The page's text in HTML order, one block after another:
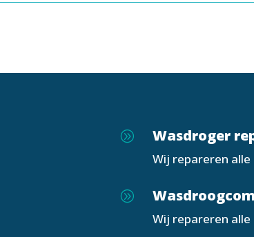
A Wasdroger
Wij repareren
A
Wij repareren